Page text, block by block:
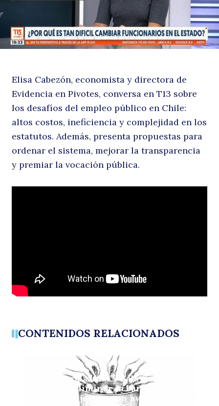
Buscar
Elisa Cabezón, economista y directora de
Evidencia en Pivotes, conversa en T13 sobre
los desafíos del empleo público en Chile:
altos costos, ineficiencia y complejidad en los
estatutos. Además, presenta propuestas para
ordenar el sistema, mejorar la transparencia
y premiar la vocación pública.
CONTENIDOS RELACIONADOS
Soledad Hormazábal y Sala Cuna
Universal: “Eliminar la barrera para
contratar mujeres es un avance real”